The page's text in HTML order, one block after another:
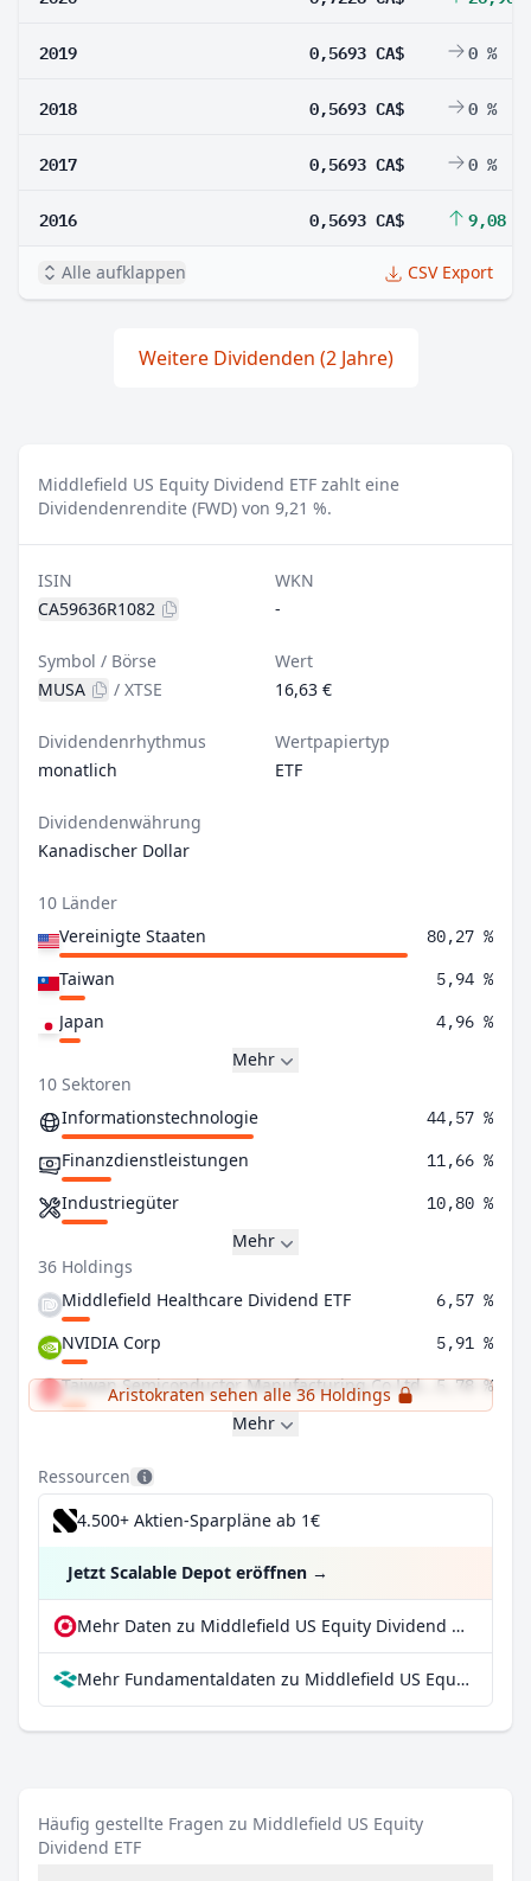
2019 0,5693 CA$ 0 %
2018 0,5693 CA$ 0 %
2017 0,5693 CA$ 0 %
2016 0,5693 CA$ 9,08 %
Alle aufklappen CSV Export
Weitere Dividenden (2 Jahre)
Middlefield US Equity Dividend ETF zahlt eine
Dividendenrendite (FWD) von 9,21 %.
ISIN
CA59636R1082
WKN
-
Symbol / Börse
MUSA
/ XTSE
Wert
16,63 €
Dividendenrhythmus
monatlich
Wertpapiertyp
ETF
Dividendenwährung
Kanadischer Dollar
10 Länder
Vereinigte Staaten
80,27 %
Taiwan 5,94 %
Japan 4,96 %
Mehr
10 Sektoren
Informationstechnologie
44,57 %
Finanzdienstleistungen 11,66 %
Industriegüter 10,80 %
Mehr
36 Holdings
Middlefield Healthcare Dividend ETF
6,57 %
NVIDIA Corp 5,91 %
Taiwan Semiconductor Manufacturing Co Ltd ADR5,78 %
Aristokraten sehen alle 36 Holdings
Mehr
Ressourcen
4.500+ Aktien-Sparpläne ab 1€
Jetzt Scalable Depot eröffnen →
Mehr Daten zu Middlefield US Equity Dividend ETF bei extraETF
Mehr Fundamentaldaten zu Middlefield US Equity Dividend ETF bei Parqet
Häufig gestellte Fragen zu Middlefield US Equity
Dividend ETF